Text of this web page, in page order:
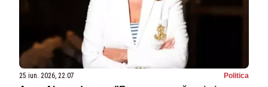
25 iun. 2026, 22:07 Politica